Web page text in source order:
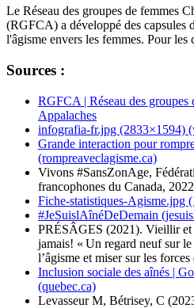
Le Réseau des groupes de femmes
(RGFCA) a développé des capsules
l'âgisme envers les femmes. Pour les
Sources :
RGFCA | Réseau des groupes
Appalaches
infografia-fr.jpg (2833×1594)
Grande interaction pour
(rompreaveclagisme.ca)
Vivons #SansZonAge,
francophones du Canada,
Fiche-statistiques-Agisme.jpg
#JeSuislAînéDeDemain
PRÉSÂGES (2021). Vieillir
jamais! « Un regard neuf sur
l’âgisme et miser sur les forces
Inclusion sociale des aînés |
(quebec.ca)
Levasseur M, Bétrisey, C